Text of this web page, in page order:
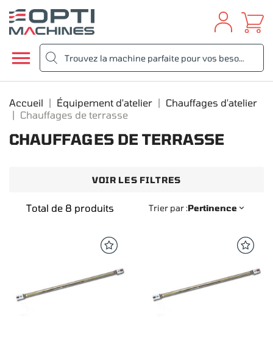

Accueil Équipement d'atelier
Chauffages d'atelier
Chauffages de terrasse
CHAUFFAGES DE TERRASSE
VOIR LES FILTRES
Trier par :Pertinence 
Total de 8 produits